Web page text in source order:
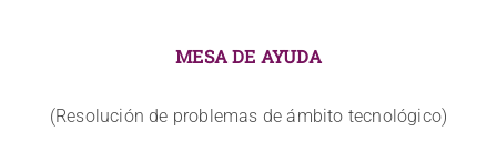
MESA DE AYUDA
(Resolución de problemas de ámbito tecnológico)